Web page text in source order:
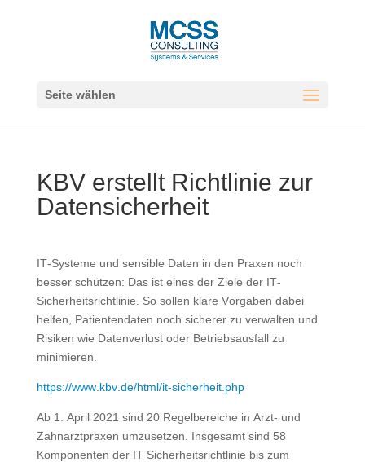
Seite wählen
KBV erstellt Richtlinie zur
Datensicherheit
IT-Systeme und sensible Daten in den Praxen noch
besser schützen: Das ist eines der Ziele der IT-
Sicherheitsrichtlinie. So sollen klare Vorgaben dabei
helfen, Patientendaten noch sicherer zu verwalten und
Risiken wie Datenverlust oder Betriebsausfall zu
minimieren.
https://www.kbv.de/html/it-sicherheit.php
Ab 1. April 2021 sind 20 Regelbereiche in Arzt- und
Zahnarztpraxen umzusetzen. Insgesamt sind 58
Komponenten der IT Sicherheitsrichtlinie bis zum